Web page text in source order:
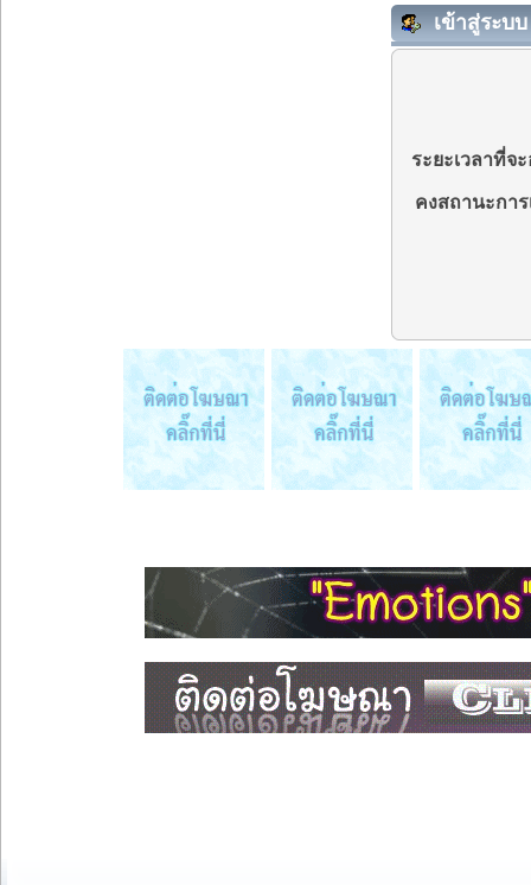
เข้าสู่ระบบ
ระยะเวลาที่จ
คงสถานะกา